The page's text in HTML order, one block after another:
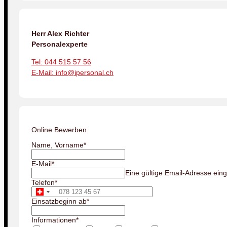
Herr Alex Richter
Personalexperte
Tel: 044 515 57 56
E-Mail: info@ipersonal.ch
Online Bewerben
Name, Vorname*
E-Mail*
Eine gültige Email-Adresse
Telefon*
Einsatzbeginn ab*
Informationen*